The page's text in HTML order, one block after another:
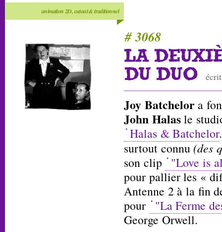
animation 2D, cutout & traditionnel
# 3068
LA
DU DUO
Joy Batchelora
John Halasle
Halas & Batchelor
surtout connu (des
son clip
"Love is
pour pallier les «
Antenne 2 à la fin
pour
"La Ferme
George Orwell.